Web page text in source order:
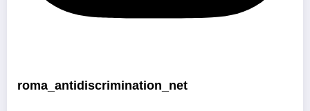
roma_antidiscrimination_net